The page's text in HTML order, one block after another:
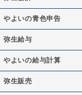
やよいの青色申告
弥生給与
やよいの給与計算
弥生販売